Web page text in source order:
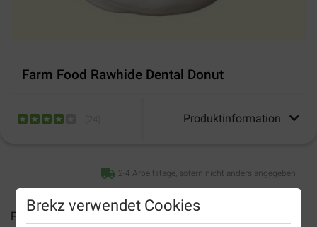
Brekz verwendet Cookies
Farm Food Rawhide Dental Donut
Produktinformation
2-4 Arbeitstage, sofern nicht anders angegeben
Preise inkl. MwSt zzgl.